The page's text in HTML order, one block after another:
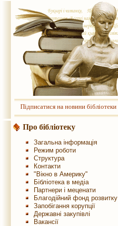
Підписатися на новини бібліотеки
Про бібліотеку
Загальна інформація
Режим роботи
Структура
Контакти
"Вікно в Америку"
Бібліотека в медіа
Партнери і меценати
Благодійний фонд розвитку
Запобігання корупції
Державні закупівлі
Вакансії